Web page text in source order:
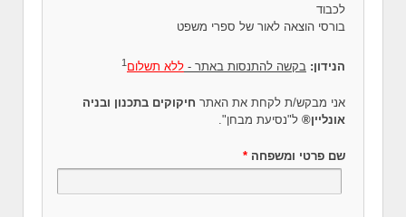
לכבוד
בורסי הוצאה לאור של ספרי משפט
הנידון: בקשה להתנסות באתר - ללא תשלום 1
אני מבקש/ת לקחת את האתר חיקוקים בתכנון ובניה
אונליין® ל"נסיעת מבחן".
שם פרטי ומשפחה *